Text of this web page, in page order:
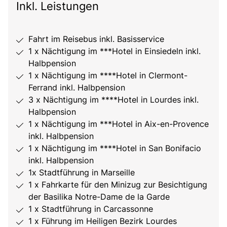
Inkl. Leistungen
Fahrt im Reisebus inkl. Basisservice
1 x Nächtigung im ***Hotel in Einsiedeln inkl.
Halbpension
1 x Nächtigung im ****Hotel in Clermont-
Ferrand inkl. Halbpension
3 x Nächtigung im ****Hotel in Lourdes inkl.
Halbpension
1 x Nächtigung im ***Hotel in Aix-en-Provence
inkl. Halbpension
1 x Nächtigung im ****Hotel in San Bonifacio
inkl. Halbpension
1x Stadtführung in Marseille
1 x Fahrkarte für den Minizug zur Besichtigung
der Basilika Notre-Dame de la Garde
1 x Stadtführung in Carcassonne
1 x Führung im Heiligen Bezirk Lourdes